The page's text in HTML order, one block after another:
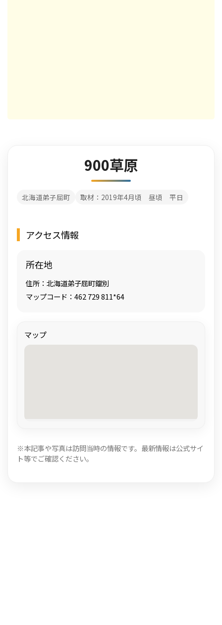
900草原
北海道弟子屈町 取材：2019年4月頃 昼頃 平日
アクセス情報
所在地
住所：北海道弟子屈町鐺別
マップコード：462 729 811*64
マップ
※本記事や写真は訪問当時の情報です。最新情報は公式サイ
ト等でご確認ください。